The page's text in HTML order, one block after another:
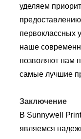
уделяем
первоклассных
наше
позволяют нам
самые лучшие
Заключение
В Sunnywell
являемся